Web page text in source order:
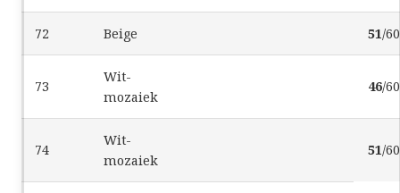
72 Beige 51/
73
Wit-
mozaiek
46/
74
Wit-
mozaiek
51/